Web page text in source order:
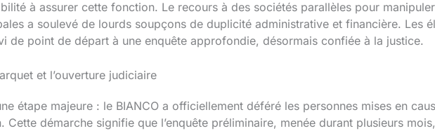
à assurer cette fonction. Le recours à des sociétés parallèles pour
a soulevé de lourds soupçons de duplicité administrative et financière. Les
de point de départ à une enquête approfondie, désormais confiée à la justice.
et l’ouverture judiciaire
étape majeure : le BIANCO a officiellement déféré les personnes mises en
démarche signifie que l’enquête préliminaire, menée durant plusieurs